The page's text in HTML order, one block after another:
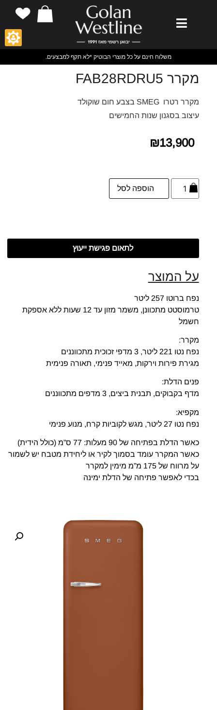
משלוח חינם על כל מוצרי הבוטיק *לא תקף למבצעים.
מקרר FAB28RDRU5
מקרר רטרו SMEG בצבע חום שוקולד
עיצוב בסגנון שנות החמישים
₪13,900
הוספה לסל
לתאום פגישת ייעוץ
על המוצר
נפח ברוטו 257 ליטר
טרמוסטט מתכוונן, משמר מזון עד 12 שעות ללא אספקת
חשמל
מקרר:
נפח נטו 221 ליטר, 3 מדפי זכוכית מתכווננים
מגירת פירות וירקות, מאייד פנימי, תאורה פנימית
פנים הדלת:
מדף בקבוקים, תבנית ביצים, 3 מדפים מתכווננים
מקפיא:
נפח נטו 27 ליטר, מגש לקוביות קרח, מנוע פנימי
כאשר הדלת בפתיחה של 90 מעלות: 77 ס”מ (כולל הידית)
כאשר המקרר עומד בסמוך לקיר או ליחידת מטבח יש לשמור
על מרווח של 175 מ”מ מימין למקרר
בכדי לאפשר פתיחה של הדלת ימינה